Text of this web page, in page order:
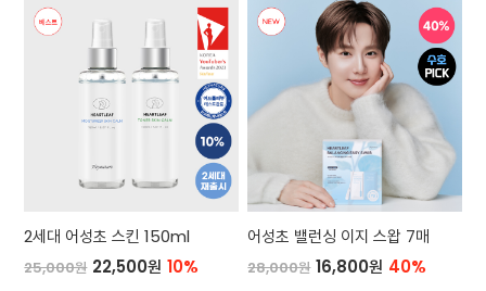
2세대 어성초 스킨 150ml
25,000원 22,500원 10%
어성초 밸런싱 이지 스왑 7매
28,000원 16,800원 40%